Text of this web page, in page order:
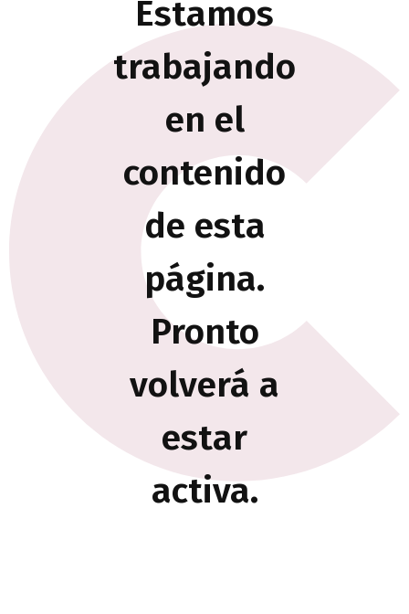
Estamos
trabajando
en el
contenido
de esta
página.
Pronto
volverá a
estar
activa.